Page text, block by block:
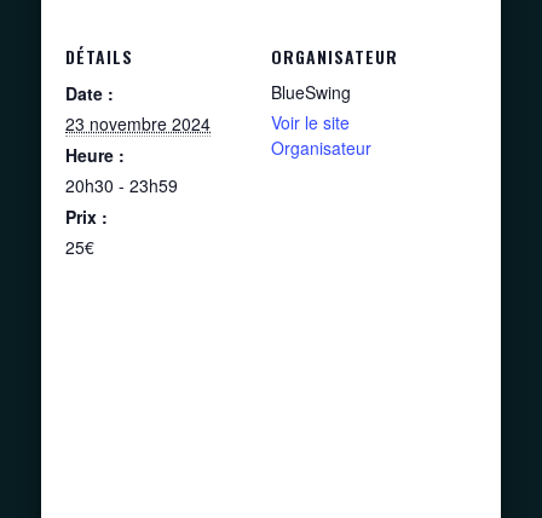
DÉTAILS
Date :
23 novembre 2024
Heure :
20h30 - 23h59
Prix :
25€
ORGANISATEUR
BlueSwing
Voir le site
Organisateur